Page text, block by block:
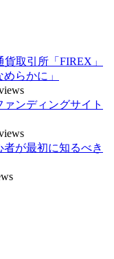
取引所「FIREX」
らかに」
ンディングサイト
者が最初に知るべき